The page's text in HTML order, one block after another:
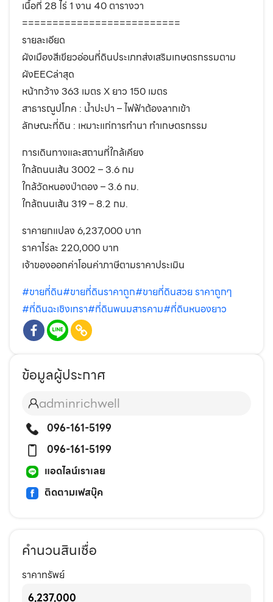
เนื้อที่ 28 ไร่ 1 งาน 40 ตารางวา
==========================
รายละเอียด
ผังเมืองสีเขียวอ่อนที่ดินประเภทส่งเสริมเกษตรกรรมตาม
ผังEECล่าสุด
หน้ากว้าง 363 เมตร X ยาว 150 เมตร
สาธารณูปโภค : น้ำปะปา – ไฟฟ้าต้องลากเข้า
ลักษณะที่ดิน : เหมาะแก่การทำนา ทำเกษตรกรรม
การเดินทางและสถานที่ใกล้เคียง
ใกล้ถนนเส้น 3002 – 3.6 กม
ใกล้วัดหนองป่าตอง – 3.6 กม.
ใกล้ถนนเส้น 319 – 8.2 กม.
ราคายกแปลง 6,237,000 บาท
ราคาไร่ละ 220,000 บาท
เจ้าของออกค่าโอนค่าภาษีตามราคาประเมิน
#ขายที่ดิน#ขายที่ดินราคาถูก#ขายที่ดินสวย ราคาถูกๆ
#ที่ดินฉะเชิงเทรา#ที่ดินพนมสารคาม#ที่ดินหนองยาว
ข้อมูลผู้ประกาศ
adminrichwell
096-161-5199
096-161-5199
แอดไลน์เราเลย
ติดตามเฟสบุ๊ค
คำนวนสินเชื่อ
ราคาทรัพย์